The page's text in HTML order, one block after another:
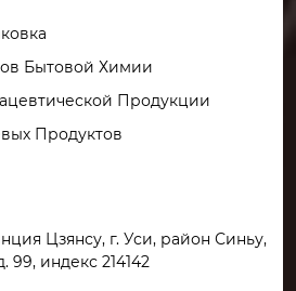
Бытовой Химии
Продукции
Продуктов
Цзянсу, г. Уси, район Синьу,
99, индекс 214142